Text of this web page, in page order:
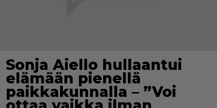
Sonja Aiello hullaantui
elämään pienellä
paikkakunnalla – ”Voi